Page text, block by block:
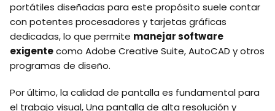
portátiles diseñadas para este propósito suele contar
con potentes procesadores y tarjetas gráficas
dedicadas, lo que permite manejar software
exigentecomo Adobe Creative Suite, AutoCAD y otros
programas de diseño.
Por último, la calidad de pantalla es fundamental para
el trabajo visual, Una pantalla de alta resolución y